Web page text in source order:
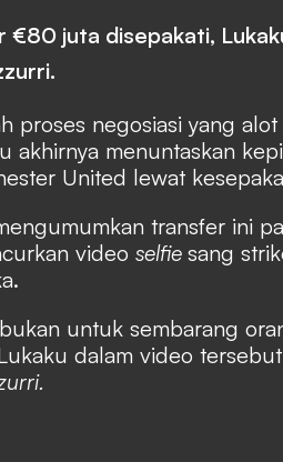
€80 juta disepakati,
proses negosiasi yang
akhirnya menuntaskan
United lewat
transfer ini
video selfie sang
untuk sembarang
dalam video